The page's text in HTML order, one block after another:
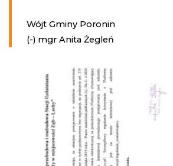
Wójt Gminy Poronin
(-) mgr Anita Żegleń